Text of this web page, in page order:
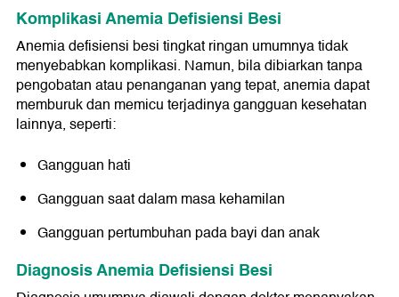
Komplikasi Anemia Defisiensi Besi
Anemia defisiensi besi tingkat ringan umumnya tidak
menyebabkan komplikasi. Namun, bila dibiarkan tanpa
pengobatan atau penanganan yang tepat, anemia dapat
memburuk dan memicu terjadinya gangguan kesehatan
lainnya, seperti:
Gangguan hati
Gangguan saat dalam masa kehamilan
Gangguan pertumbuhan pada bayi dan anak
Diagnosis Anemia Defisiensi Besi